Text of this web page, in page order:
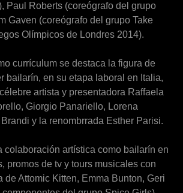
Paul Roberts (coreógrafo del grupo
Gaven (coreógrafo del grupo Take
Olímpicos de Londres 2014).
currículum se destaca la figura de
bailarín, en su etapa laboral en Italia,
artista y presentadora Raffaela
Giorgio Panariello, Lorena
y la renombrrada Esther Parisi.
colaboración artística como bailarín en
promos de tv y tours musicales con
de Attomic Kitten, Emma Bunton, Geri